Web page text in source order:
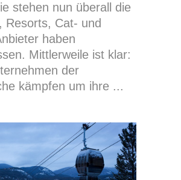
stehen nun überall die
Resorts, Cat- und
haben
Mittlerweile ist klar:
der
kämpfen um ihre